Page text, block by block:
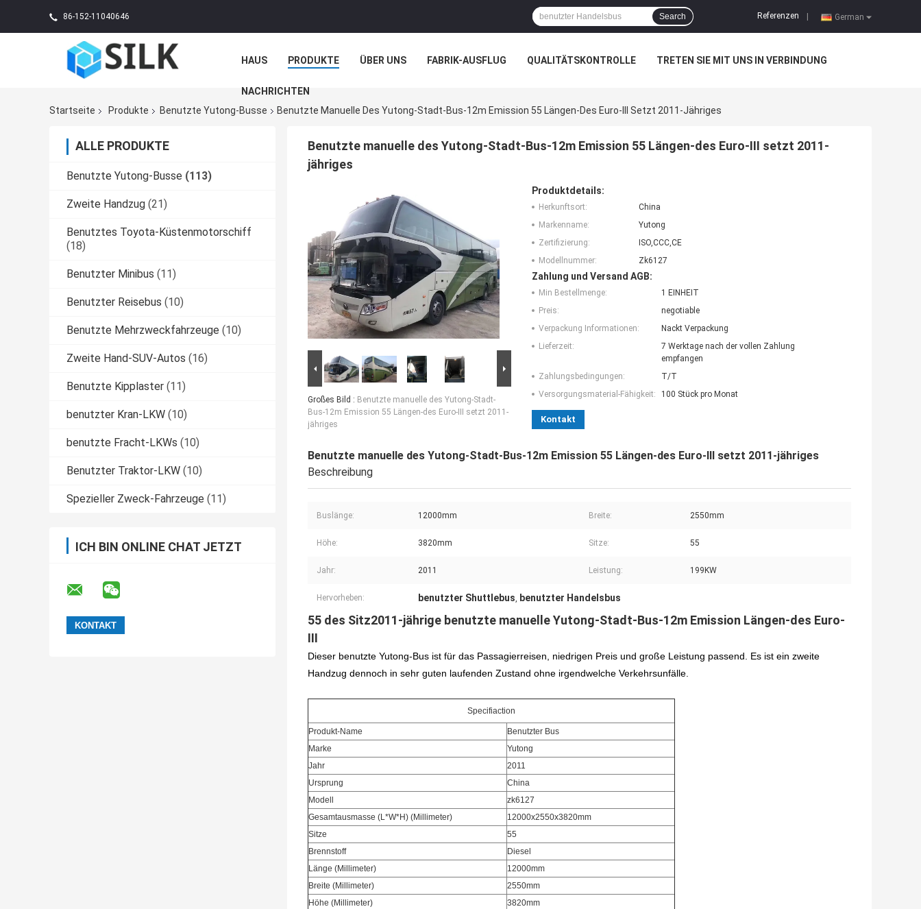
86-152-11040646 German
Referenzen
Search
HAUS PRODUKTE ÜBER UNS FABRIK-AUSFLUG QUALITÄTSKONTROLLE TRETEN SIE MIT UNS IN VERBINDUNG
NACHRICHTEN
Startseite
Produkte Benutzte Yutong-Busse Benutzte Manuelle Des Yutong-Stadt-Bus-12m Emission 55 Längen-Des Euro-III Setzt 2011-Jähriges
ALLE PRODUKTE
Benutzte Yutong-Busse (113)
Zweite Handzug (21)
Benutztes Toyota-Küstenmotorschiff
(18)
Benutzter Minibus (11)
Benutzter Reisebus (10)
Benutzte Mehrzweckfahrzeuge (10)
Zweite Hand-SUV-Autos (16)
Benutzte Kipplaster (11)
benutzter Kran-LKW (10)
benutzte Fracht-LKWs (10)
Benutzter Traktor-LKW (10)
Spezieller Zweck-Fahrzeuge (11)
ICH BIN ONLINE CHAT JETZT
Benutzte manuelle des Yutong-Stadt-Bus-12m Emission 55 Längen-des Euro-III setzt 2011-
jähriges
Großes Bild : Benutzte manuelle des Yutong-Stadt-
Bus-12m Emission 55 Längen-des Euro-III setzt 2011-
jähriges
Produktdetails:
Herkunftsort:
China
Markenname:
Yutong
Zertifizierung:
ISO,CCC,CE
Modellnummer:
Zk6127
Zahlung und Versand AGB:
Min Bestellmenge:
1 EINHEIT
Preis:
negotiable
Verpackung Informationen:
Nackt Verpackung
Lieferzeit:
7 Werktage nach der vollen Zahlung
empfangen
Zahlungsbedingungen:
T/T
Versorgungsmaterial-Fähigkeit:
100 Stück pro Monat
Kontakt
Benutzte manuelle des Yutong-Stadt-Bus-12m Emission 55 Längen-des Euro-III setzt 2011-jähriges
Beschreibung
Buslänge: 12000mm Breite: 2550mm
Höhe: 3820mm Sitze: 55
Jahr: 2011 Leistung: 199KW
Hervorheben: benutzter Shuttlebus, benutzter Handelsbus
55 des Sitz2011-jährige benutzte manuelle Yutong-Stadt-Bus-12m Emission Längen-des Euro-
III
Dieser benutzte Yutong-Bus ist für das Passagierreisen, niedrigen Preis und große Leistung passend. Es ist ein zweite
Handzug dennoch in sehr guten laufenden Zustand ohne irgendwelche Verkehrsunfälle.
Specifiaction
Produkt-Name
Benutzter Bus
Marke
Yutong
Jahr
2011
Ursprung
China
Modell
zk6127
Gesamtausmasse (L*W*H) (Millimeter)
12000x2550x3820mm
Sitze
55
Brennstoff
Diesel
Länge (Millimeter)
12000mm
Breite (Millimeter)
2550mm
Höhe (Millimeter)
3820mm